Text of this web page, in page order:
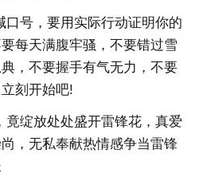
号，要用实际行动证明你的
每天满腹牢骚，不要错过雪
，不要握手有气无力，不要
刻开始吧!
绽放处处盛开雷锋花，真爱
，无私奉献热情感争当雷锋